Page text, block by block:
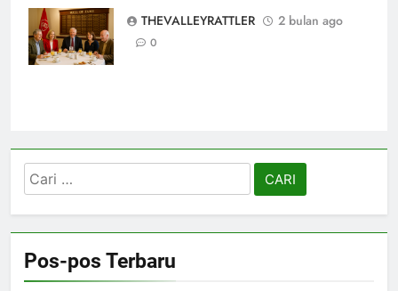
Kisah di Balik
Knoxville Focus
THEVALLEYRATTLER
2 bulan ago
0
Cari
untuk:
Pos-pos Terbaru